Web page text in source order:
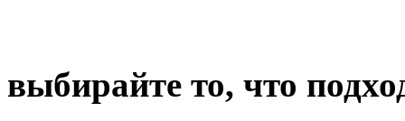
выбирайте то, что